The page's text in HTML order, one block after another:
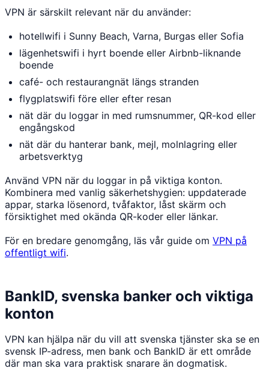
VPN är särskilt relevant när du använder:
hotellwifi i Sunny Beach, Varna, Burgas eller Sofia
lägenhetswifi i hyrt boende eller Airbnb-liknande
boende
café- och restaurangnät längs stranden
flygplatswifi före eller efter resan
nät där du loggar in med rumsnummer, QR-kod eller
engångskod
nät där du hanterar bank, mejl, molnlagring eller
arbetsverktyg
Använd VPN när du loggar in på viktiga konton.
Kombinera med vanlig säkerhetshygien: uppdaterade
appar, starka lösenord, tvåfaktor, låst skärm och
försiktighet med okända QR-koder eller länkar.
För en bredare genomgång, läs vår guide om VPN på
offentligt wifi.
BankID, svenska banker och viktiga
konton
VPN kan hjälpa när du vill att svenska tjänster ska se en
svensk IP-adress, men bank och BankID är ett område
där man ska vara praktisk snarare än dogmatisk.